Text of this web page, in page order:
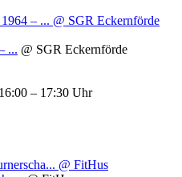
– ... @ SGR Eckernförde
... @ SGR Eckernförde
– 17:30 Uhr
@ FitHus